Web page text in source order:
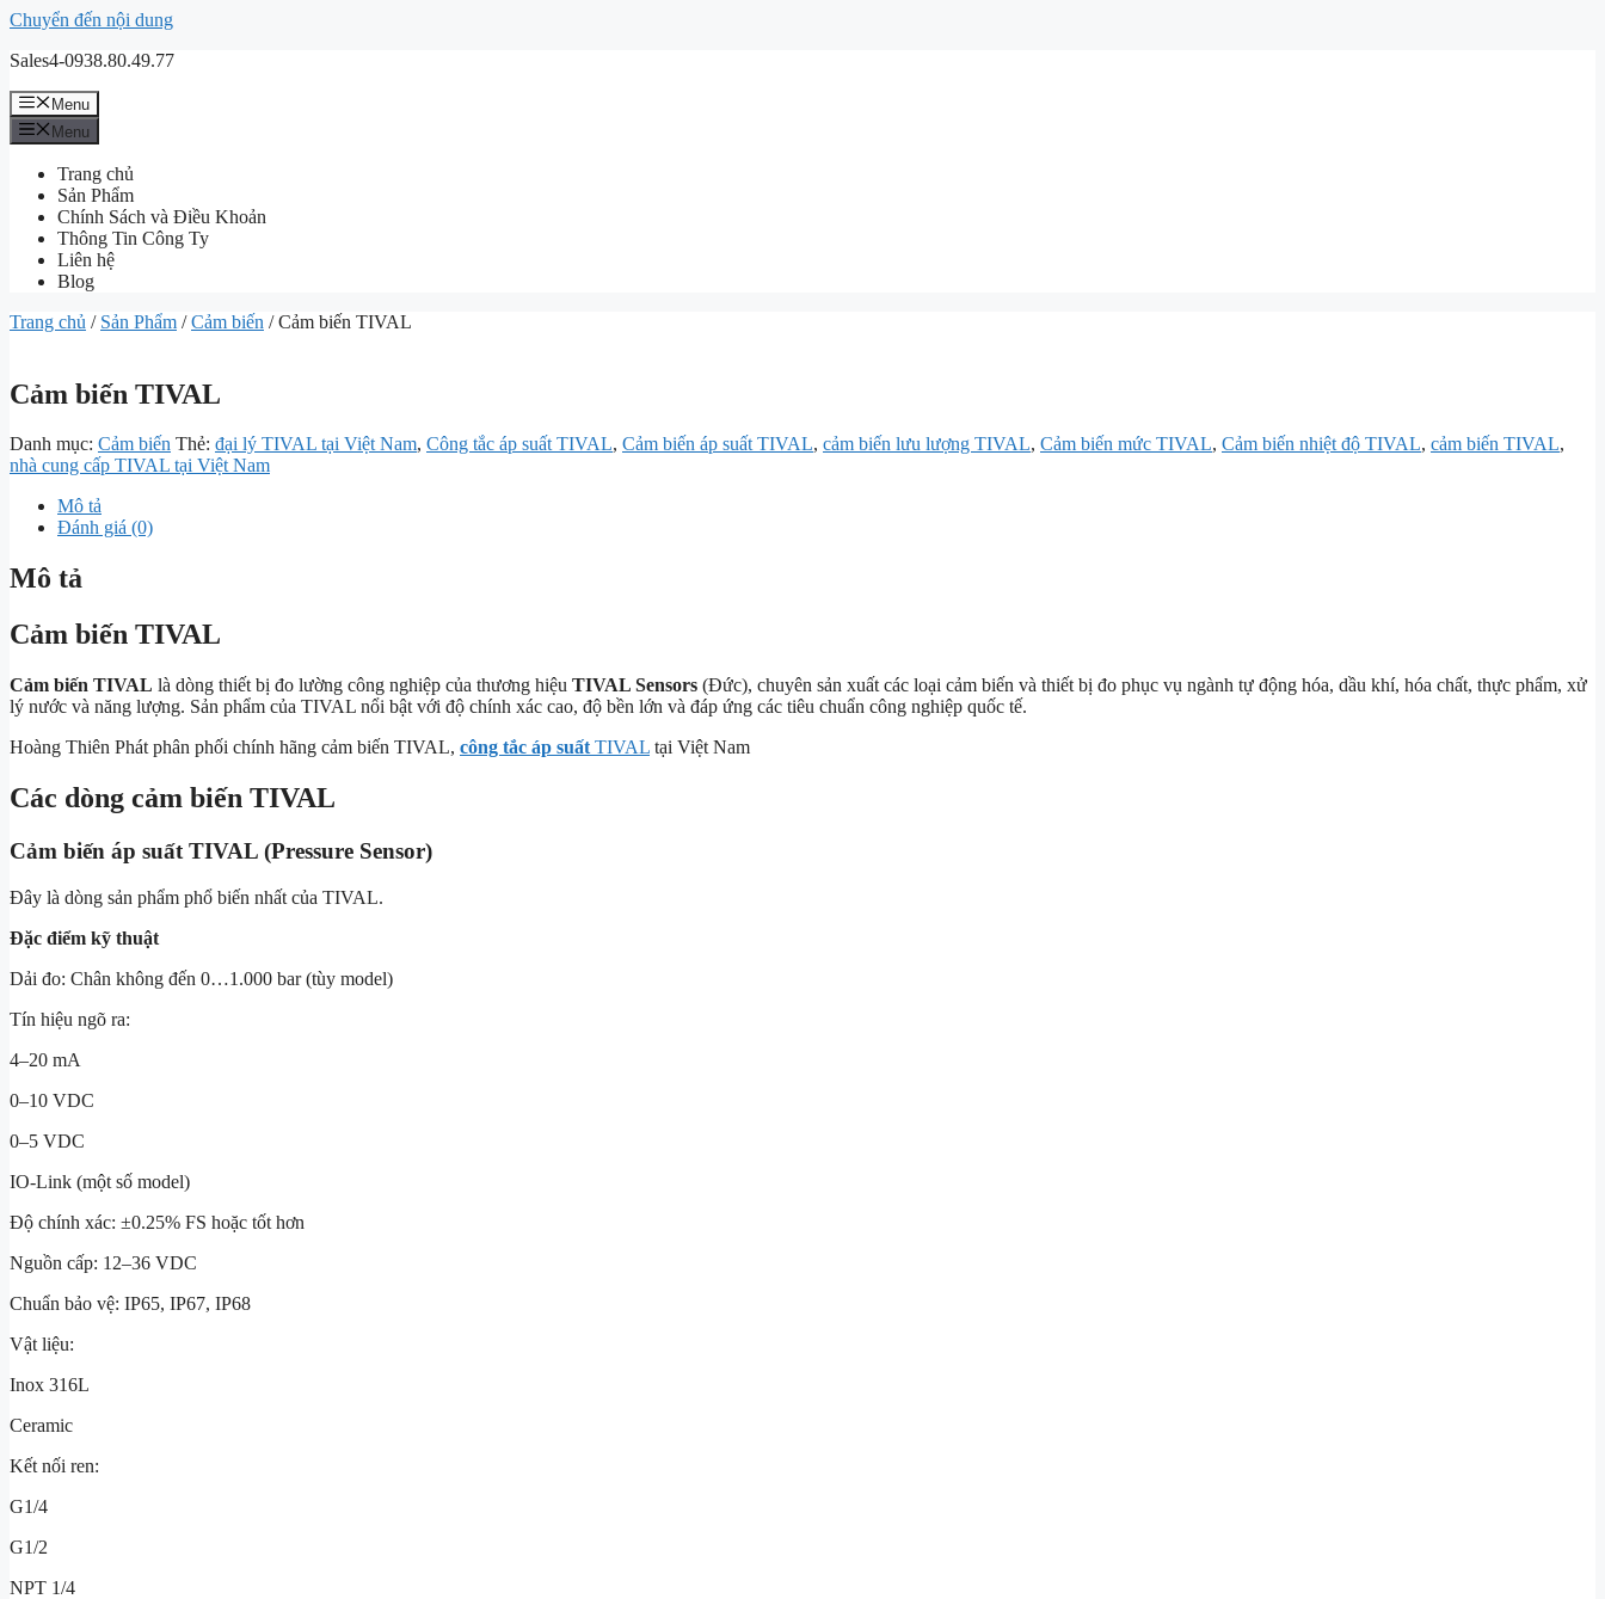
Chuyển đến nội dung
Sales4-0938.80.49.77
Menu
Menu
Trang chủ
Sản Phẩm
Chính Sách và Điều Khoản
Thông Tin Công Ty
Liên hệ
Blog
Trang chủ / Sản Phẩm /Cảm biến / Cảm biến TIVAL
Cảm biến TIVAL
Danh mục: Cảm biến Thẻ: đại lý TIVAL tại Việt Nam, Công tắc áp suất TIVAL, Cảm biến áp suất TIVAL, cảm biến lưu lượng TIVAL, Cảm biến mức TIVAL, Cảm biến nhiệt độ TIVAL, cảm biến TIVAL,
nhà cung cấp TIVAL tại Việt Nam
Mô tả
Đánh giá (0)
Mô tả
Cảm biến TIVAL
Cảm biến TIVAL là dòng thiết bị đo lường công nghiệp của thương hiệu TIVAL Sensors (Đức), chuyên sản xuất các loại cảm biến và thiết bị đo phục vụ ngành tự động hóa, dầu khí, hóa chất, thực phẩm, xử
lý nước và năng lượng. Sản phẩm của TIVAL nổi bật với độ chính xác cao, độ bền lớn và đáp ứng các tiêu chuẩn công nghiệp quốc tế.
Hoàng Thiên Phát phân phối chính hãng cảm biến TIVAL, công tắc áp suất TIVAL tại Việt Nam
Các dòng cảm biến TIVAL
Cảm biến áp suất TIVAL (Pressure Sensor)
Đây là dòng sản phẩm phổ biến nhất của TIVAL.
Đặc điểm kỹ thuật
Dải đo: Chân không đến 0…1.000 bar (tùy model)
Tín hiệu ngõ ra:
4–20 mA
0–10 VDC
0–5 VDC
IO-Link (một số model)
Độ chính xác: ±0.25% FS hoặc tốt hơn
Nguồn cấp: 12–36 VDC
Chuẩn bảo vệ: IP65, IP67, IP68
Vật liệu:
Inox 316L
Ceramic
Kết nối ren:
G1/4
G1/2
NPT 1/4